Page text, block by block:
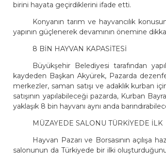
birini hayata geçirdiklerini ifade etti.
Konyanın tarım ve hayvancılık
yapının güçlenerek devamının önemine
8 BİN HAYVAN KAPASİTESİ
Büyükşehir Belediyesi tarafından
kaydeden Başkan Akyürek, Pazarda
merkezler, saman satışı ve adaklık kurban
satışının yapılabileceği pazarda, Kurban
yaklaşık 8 bin hayvanı aynı anda
MÜZAYEDE SALONU TÜRKİYEDE İLK
Hayvan Pazarı ve Borsasının
salonunun da Türkiyede bir ilki